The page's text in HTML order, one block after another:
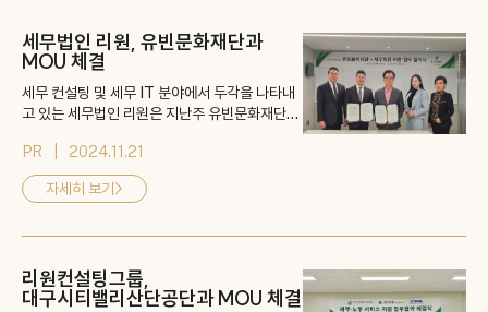
세무법인 리원, 유빈문화재단과
MOU 체결
세무 컨설팅 및 세무 IT 분야에서 두각을 나타내
고 있는 세무법인 리원은 지난주 유빈문화재단과
체결했다고 밝혔다. 유빈문화재단은 K-컬쳐의 세
계화와 문화 강국으로의 도약을 목표로 설립된 재
단으로, '2024 미술관'과 '제6회 앙데팡당' 등 다
카페 등 문화 예술의 다양한 방면에서 활발히 활
PR 2024.11.21
자세히 보기>
리원컨설팅그룹,
대구시티밸리산단공단과 MOU 체결